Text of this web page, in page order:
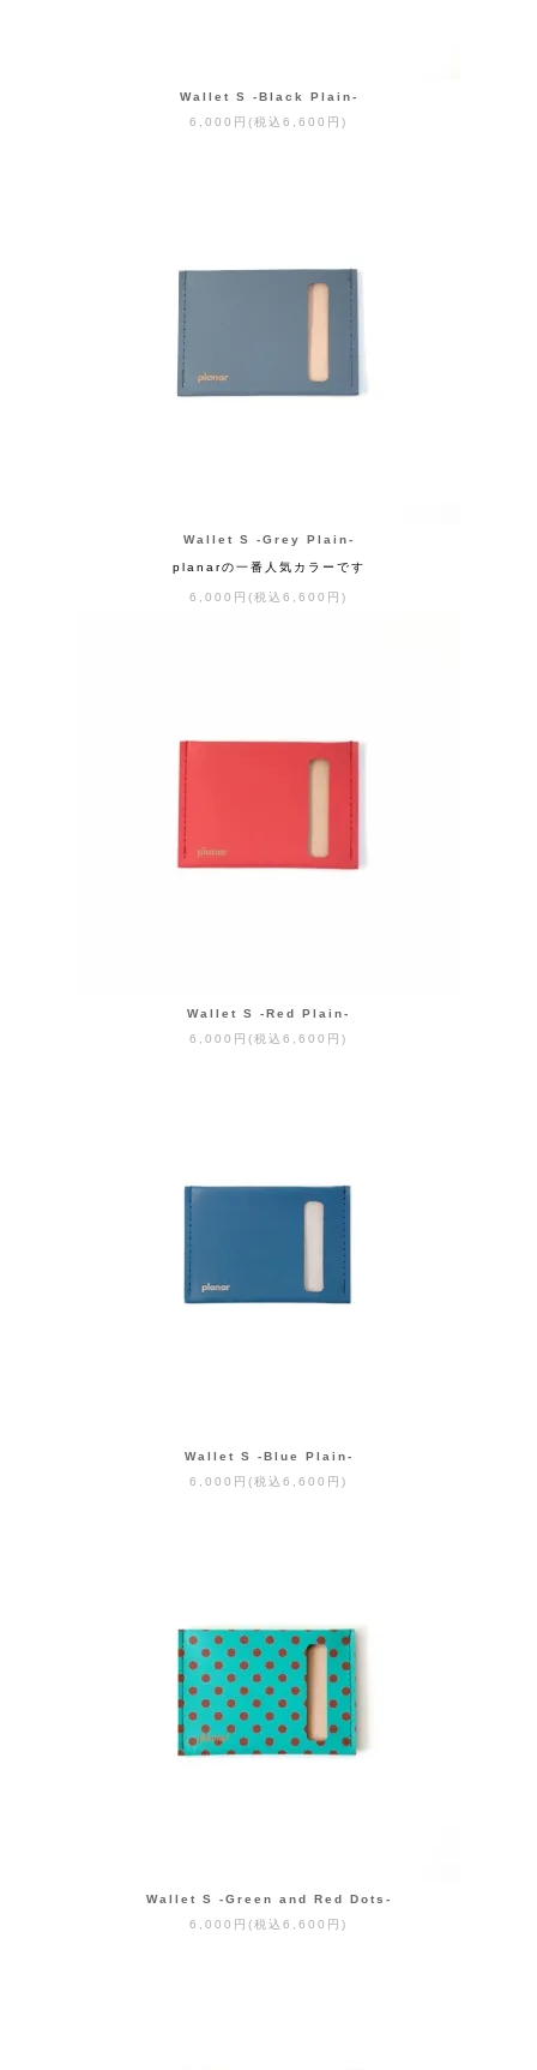
Wallet S -Black Plain-
6,000円(税込6,600円)
Wallet S -Grey Plain-
planarの一番人気カラーです
6,000円(税込6,600円)
Wallet S -Red Plain-
6,000円(税込6,600円)
Wallet S -Blue Plain-
6,000円(税込6,600円)
Wallet S -Green and Red Dots-
6,000円(税込6,600円)